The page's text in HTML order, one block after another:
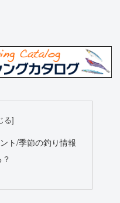
ト/季節の釣り情報